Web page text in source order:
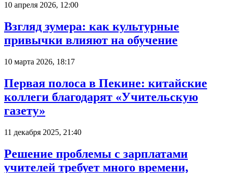
10 апреля 2026, 12:00
Взгляд зумера: как культурные
привычки влияют на обучение
10 марта 2026, 18:17
Первая полоса в Пекине: китайские
коллеги благодарят «Учительскую
газету»
11 декабря 2025, 21:40
Решение проблемы с зарплатами
учителей требует много времени,